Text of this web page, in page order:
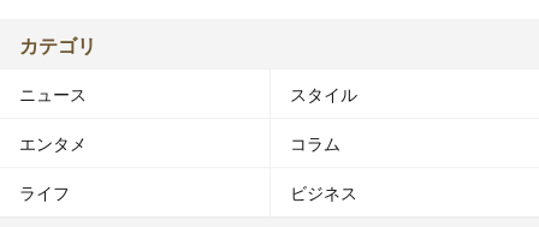
カテゴリ
ニュース スタイル
エンタメ コラム
ライフ ビジネス